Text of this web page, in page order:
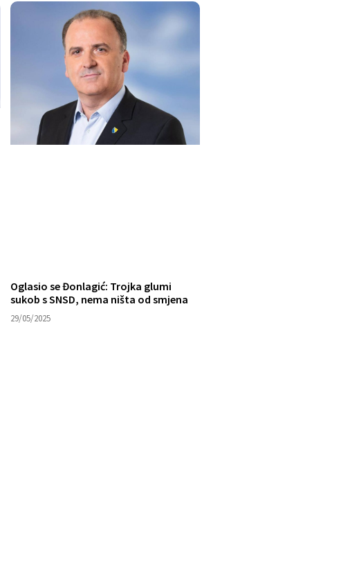
Oglasio se Đonlagić: Trojka glumi
sukob s SNSD, nema ništa od smjena
29/05/2025